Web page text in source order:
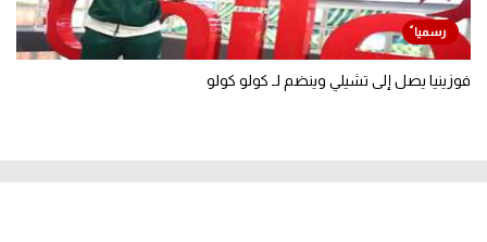
فوزينيا يصل إلى تشيلي وينضم لـ كولو كولو